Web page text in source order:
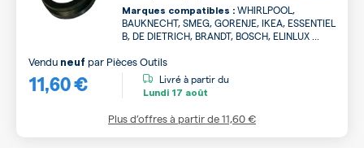
Marques compatibles : WHIRLPOOL,
BAUKNECHT, SMEG, GORENJE, IKEA, ESSENTIEL
B, DE DIETRICH, BRANDT, BOSCH, ELINLUX ...
11,60 €
Vendu neuf par Pièces Outils
Livré à partir du
Lundi 17 août
Plus d’offres à partir de11,60 €